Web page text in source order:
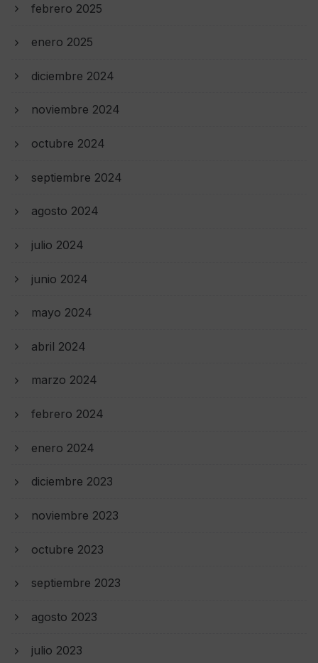
febrero 2025
enero 2025
diciembre 2024
noviembre 2024
octubre 2024
septiembre 2024
agosto 2024
julio 2024
junio 2024
mayo 2024
abril 2024
marzo 2024
febrero 2024
enero 2024
diciembre 2023
noviembre 2023
octubre 2023
septiembre 2023
agosto 2023
julio 2023